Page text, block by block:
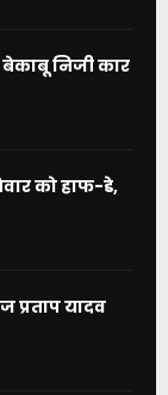
निजी कार
को हाफ-डे,
प्रताप यादव